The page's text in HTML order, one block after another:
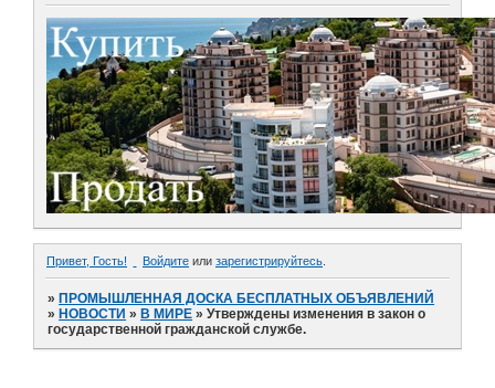
Привет, Гость! Войдите или зарегистрируйтесь
»ПРОМЫШЛЕННАЯ ДОСКА БЕСПЛАТНЫХ ОБЪЯВЛЕНИЙ
»НОВОСТИ »В МИРЕ »Утверждены изменения в закон о
государственной гражданской службе.